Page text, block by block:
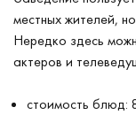
местных жителей,
Нередко здесь
актеров и
стоимость блюд: